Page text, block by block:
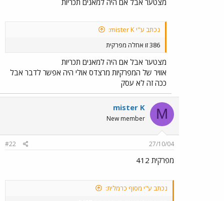
נכתב ע"י mister K:
386 זו אחלה מפרקית
מצטער אבל אם היה למאנים תכריות
אוויר של המפרקיות מרצדס אולי היה אפשר לדבר אבל
ככה זה לא עסק
M
mister K
New member
27/10/04
#22
מפרקית 412
נכתב ע"י מסוף כרמלית: